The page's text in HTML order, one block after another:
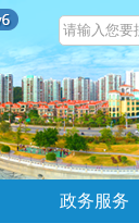
政务服务